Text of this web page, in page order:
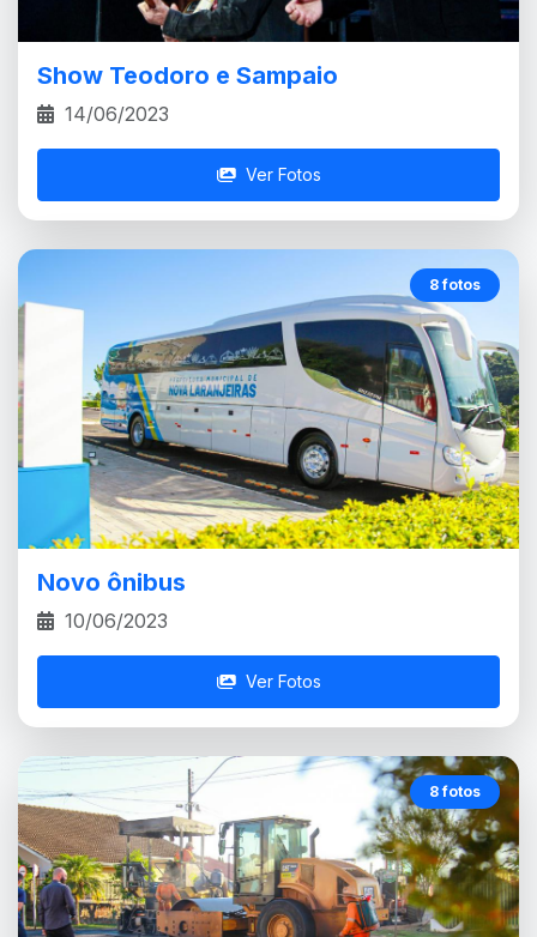
Show Teodoro e Sampaio
14/06/2023
Ver Fotos
8 fotos
Novo ônibus
10/06/2023
Ver Fotos
8 fotos